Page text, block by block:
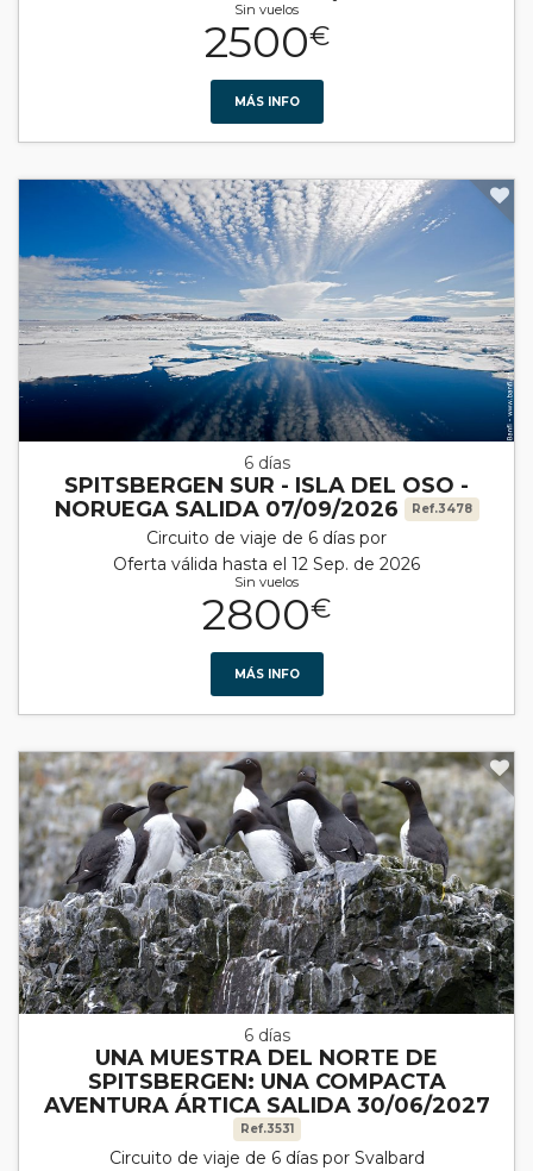
Sin vuelos
2500€
MÁS INFO
6 días
SPITSBERGEN SUR - ISLA DEL OSO -
NORUEGA SALIDA 07/09/2026
Ref.3478
Circuito de viaje de 6 días por
Oferta válida hasta el 12 Sep. de 2026
Sin vuelos
2800€
MÁS INFO
6 días
UNA MUESTRA DEL NORTE DE
SPITSBERGEN: UNA COMPACTA
AVENTURA ÁRTICA SALIDA 30/06/2027
Ref.3531
Circuito de viaje de 6 días por Svalbard